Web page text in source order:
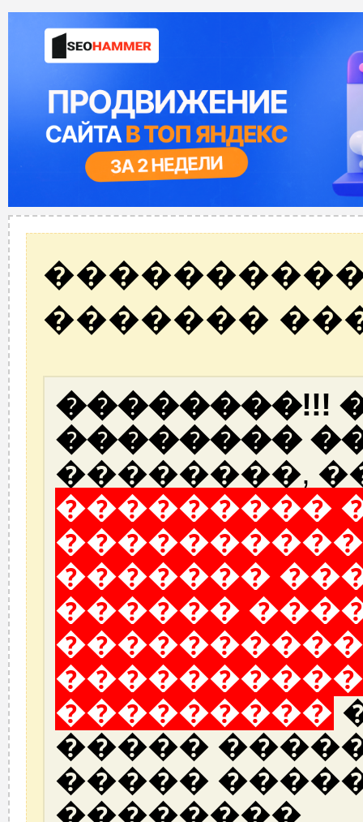
�������
��������!!!
��������
��������,
���������
�������
������
���������
�����
�����
��������